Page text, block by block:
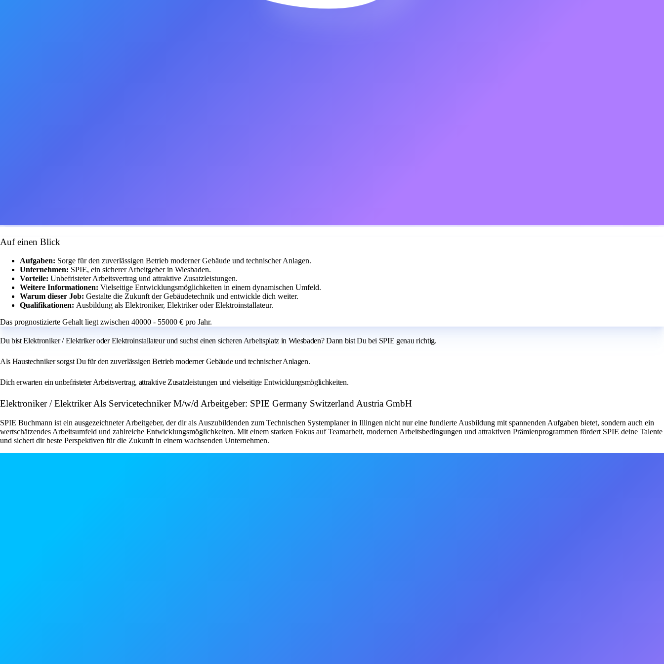
Auf einen Blick
Aufgaben: Sorge für den zuverlässigen Betrieb moderner Gebäude und technischer Anlagen.
Unternehmen: SPIE, ein sicherer Arbeitgeber in Wiesbaden.
Vorteile: Unbefristeter Arbeitsvertrag und attraktive Zusatzleistungen.
Weitere Informationen: Vielseitige Entwicklungsmöglichkeiten in einem dynamischen Umfeld.
Warum dieser Job: Gestalte die Zukunft der Gebäudetechnik und entwickle dich weiter.
Qualifikationen: Ausbildung als Elektroniker, Elektriker oder Elektroinstallateur.
Das prognostizierte Gehalt liegt zwischen 40000 - 55000 € pro Jahr.
Du bist Elektroniker / Elektriker oder Elektroinstallateur und suchst einen sicheren Arbeitsplatz in Wiesbaden? Dann bist Du bei SPIE genau richtig.
Als Haustechniker sorgst Du für den zuverlässigen Betrieb moderner Gebäude und technischer Anlagen.
Dich erwarten ein unbefristeter Arbeitsvertrag, attraktive Zusatzleistungen und vielseitige Entwicklungsmöglichkeiten.
Elektroniker / Elektriker Als Servicetechniker M/w/d Arbeitgeber: SPIE Germany Switzerland Austria GmbH
SPIE Buchmann ist ein ausgezeichneter Arbeitgeber, der dir als Auszubildenden zum Technischen Systemplaner in Illingen nicht nur eine fundierte Ausbildung mit spannenden Aufgaben bietet, sondern auch ein
wertschätzendes Arbeitsumfeld und zahlreiche Entwicklungsmöglichkeiten. Mit einem starken Fokus auf Teamarbeit, modernen Arbeitsbedingungen und attraktiven Prämienprogrammen fördert SPIE deine Talente
und sichert dir beste Perspektiven für die Zukunft in einem wachsenden Unternehmen.